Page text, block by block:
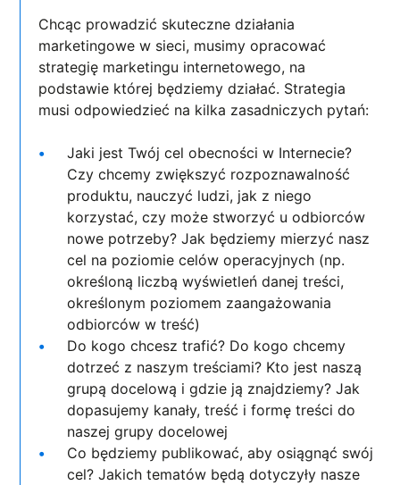
Chcąc prowadzić skuteczne działania
marketingowe w sieci, musimy opracować
strategię marketingu internetowego, na
podstawie której będziemy działać. Strategia
musi odpowiedzieć na kilka zasadniczych pytań:
Jaki jest Twój cel obecności w Internecie?
Czy chcemy zwiększyć rozpoznawalność
produktu, nauczyć ludzi, jak z niego
korzystać, czy może stworzyć u odbiorców
nowe potrzeby? Jak będziemy mierzyć nasz
cel na poziomie celów operacyjnych (np.
określoną liczbą wyświetleń danej treści,
określonym poziomem zaangażowania
odbiorców w treść)
Do kogo chcesz trafić? Do kogo chcemy
dotrzeć z naszym treściami? Kto jest naszą
grupą docelową i gdzie ją znajdziemy? Jak
dopasujemy kanały, treść i formę treści do
naszej grupy docelowej
Co będziemy publikować, aby osiągnąć swój
cel? Jakich tematów będą dotyczyły nasze